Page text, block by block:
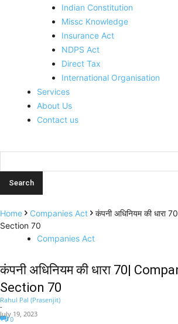
Indian Constitution
Missc Knowledge
Insurance Act
NDPS Act
Direct Tax
International Organisation
Services
About Us
Contact us
Home Companies Act
कंपनी अधिनियम की धारा
Section 70
Companies Act
कंपनी अधिनियम की धारा 70|
Section 70
Rahul Pal (Prasenjit)
-
July 19, 2023
0